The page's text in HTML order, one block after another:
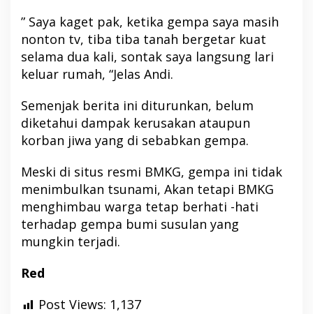
” Saya kaget pak, ketika gempa saya masih
nonton tv, tiba tiba tanah bergetar kuat
selama dua kali, sontak saya langsung lari
keluar rumah, “Jelas Andi.
Semenjak berita ini diturunkan, belum
diketahui dampak kerusakan ataupun
korban jiwa yang di sebabkan gempa.
Meski di situs resmi BMKG, gempa ini tidak
menimbulkan tsunami, Akan tetapi BMKG
menghimbau warga tetap berhati -hati
terhadap gempa bumi susulan yang
mungkin terjadi.
Red
Post Views: 1,137